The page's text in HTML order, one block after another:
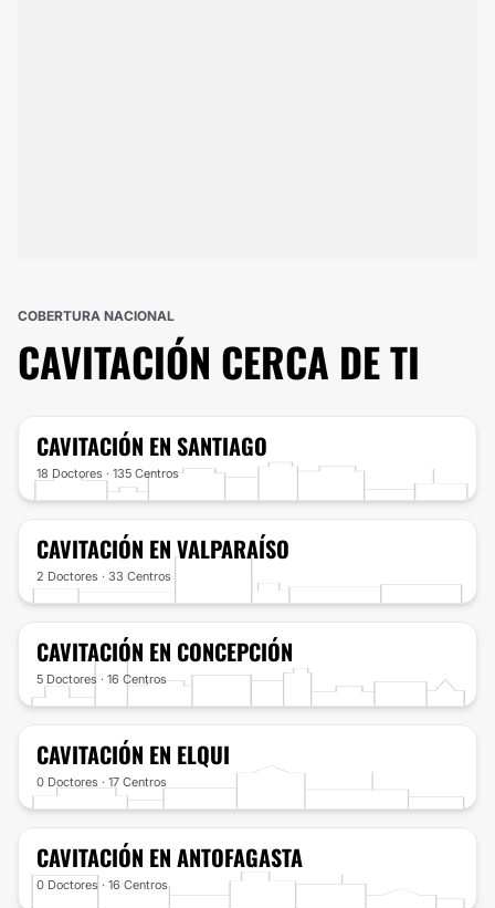
COBERTURA NACIONAL
CAVITACIÓN CERCA DE TI
CAVITACIÓN EN SANTIAGO
18 Doctores · 135 Centros
CAVITACIÓN EN VALPARAÍSO
2 Doctores · 33 Centros
CAVITACIÓN EN CONCEPCIÓN
5 Doctores · 16 Centros
CAVITACIÓN EN ELQUI
0 Doctores · 17 Centros
CAVITACIÓN EN ANTOFAGASTA
0 Doctores · 16 Centros